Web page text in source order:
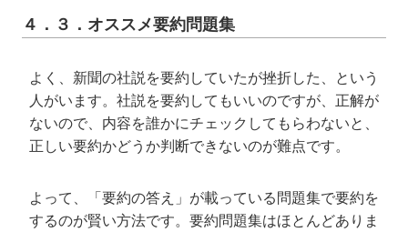
４．３．オススメ要約問題集
よく、新聞の社説を要約していたが挫折した、という
人がいます。社説を要約してもいいのですが、正解が
ないので、内容を誰かにチェックしてもらわないと、
正しい要約かどうか判断できないのが難点です。
よって、「要約の答え」が載っている問題集で要約を
するのが賢い方法です。要約問題集はほとんどありま